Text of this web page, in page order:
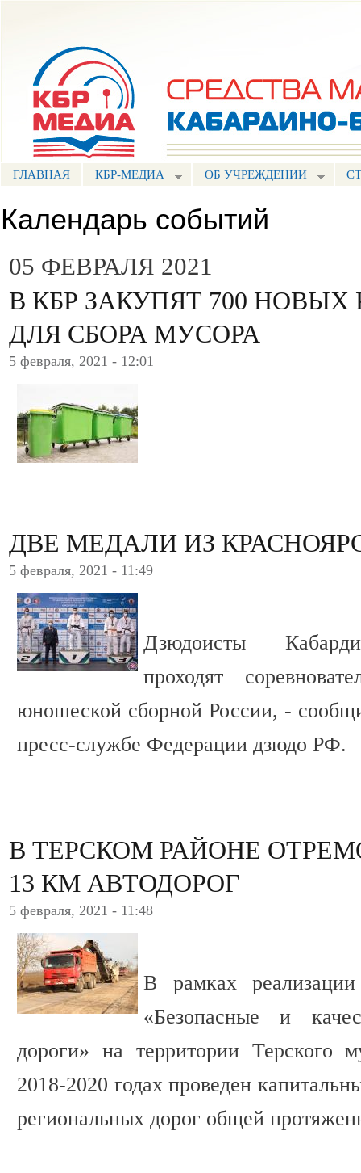
ГЛАВНАЯ КБР-МЕДИА ОБ УЧРЕЖДЕНИИ
Календарь событий
05 ФЕВРАЛЯ 2021
В КБР ЗАКУПЯТ 700
ДЛЯ СБОРА МУСОРА
5 февраля, 2021 - 12:01
ДВЕ МЕДАЛИ ИЗ
5 февраля, 2021 - 11:49
Дзюдоисты
проходят
юношеской сборной России, -
пресс-службе Федерации дзюдо РФ.
В ТЕРСКОМ РАЙОНЕ
13 КМ АВТОДОРОГ
5 февраля, 2021 - 11:48
В рамках реализации
«Безопасные и
дороги» на территории Терского
2018-2020 годах проведен
региональных дорог общей